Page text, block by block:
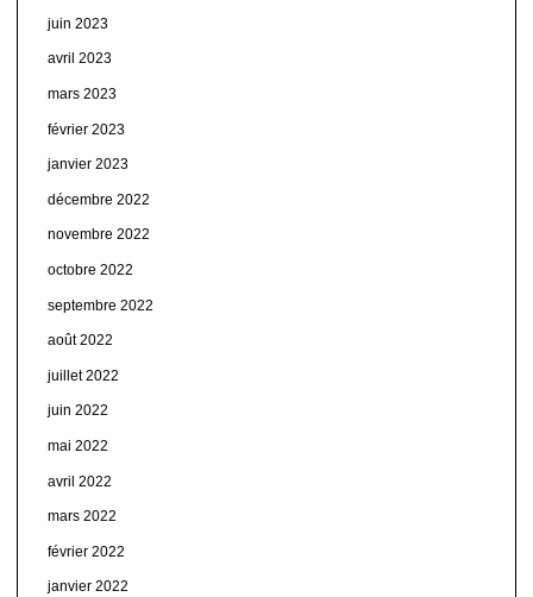
juin 2023
avril 2023
mars 2023
février 2023
janvier 2023
décembre 2022
novembre 2022
octobre 2022
septembre 2022
août 2022
juillet 2022
juin 2022
mai 2022
avril 2022
mars 2022
février 2022
janvier 2022